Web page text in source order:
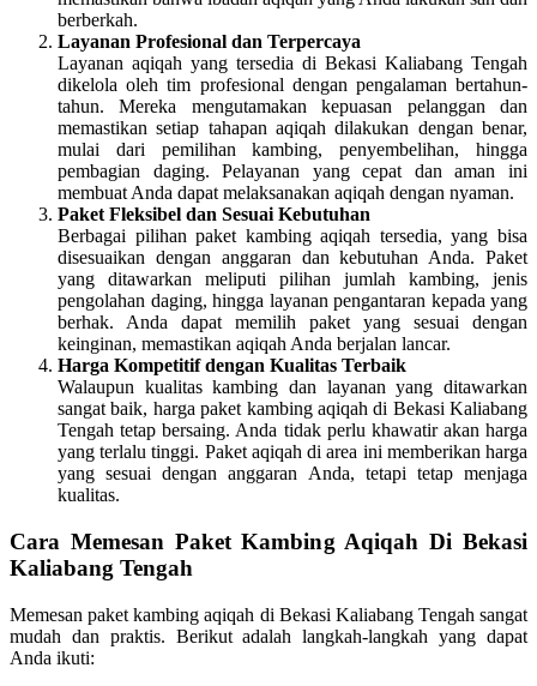
berberkah.
Layanan Profesional dan Terpercaya
Layanan aqiqah yang tersedia di Bekasi Kaliabang Tengah
dikelola oleh tim profesional dengan pengalaman bertahun-
tahun. Mereka mengutamakan kepuasan pelanggan dan
memastikan setiap tahapan aqiqah dilakukan dengan benar,
mulai dari pemilihan kambing, penyembelihan, hingga
pembagian daging. Pelayanan yang cepat dan aman ini
membuat Anda dapat melaksanakan aqiqah dengan nyaman.
Paket Fleksibel dan Sesuai Kebutuhan
Berbagai pilihan paket kambing aqiqah tersedia, yang bisa
disesuaikan dengan anggaran dan kebutuhan Anda. Paket
yang ditawarkan meliputi pilihan jumlah kambing, jenis
pengolahan daging, hingga layanan pengantaran kepada yang
berhak. Anda dapat memilih paket yang sesuai dengan
keinginan, memastikan aqiqah Anda berjalan lancar.
Harga Kompetitif dengan Kualitas Terbaik
Walaupun kualitas kambing dan layanan yang ditawarkan
sangat baik, harga paket kambing aqiqah di Bekasi Kaliabang
Tengah tetap bersaing. Anda tidak perlu khawatir akan harga
yang terlalu tinggi. Paket aqiqah di area ini memberikan harga
yang sesuai dengan anggaran Anda, tetapi tetap menjaga
kualitas.
Cara Memesan Paket Kambing Aqiqah Di Bekasi
Kaliabang Tengah
Memesan paket kambing aqiqah di Bekasi Kaliabang Tengah sangat
mudah dan praktis. Berikut adalah langkah-langkah yang dapat
Anda ikuti: